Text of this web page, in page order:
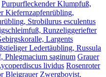
Purpurfleckender Klumpfuß,
Kiefernzapfenrübling,
Strobilurus esculentus
Runzeliggeriefter
Largents
Ledertäubling, Russula
Phlegmacium saginum Grauer
lividus Rosenroter
Bleigrauer Zwergbovist,